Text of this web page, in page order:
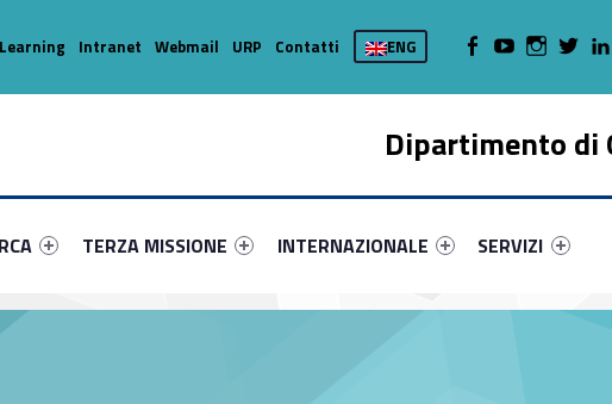
Dipartimento di
primary-82398-16
#link-menu-primary-18080-37
Link identifier #link-menu-primary-52802-45
TERZA MISSIONE
Link identifier #link-menu-primary-13000-
INTERNAZIONALE
Link identifier
SERVIZI
Intranet Webmail URP Contatti ENG WebMan on Facebook
WebMan on Youtube
WebMan on